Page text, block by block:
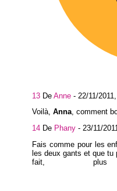
13 De Anne - 22/11/
Voilà, Anna, comment
14 De Phany - 23/11/
Fais comme pour les
les deux gants et que
fait,